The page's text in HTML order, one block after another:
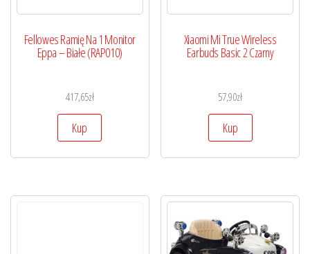
Fellowes Ramię Na 1 Monitor
Eppa – Białe (RAP010)
417,65zł
Kup
Xiaomi Mi True Wireless
Earbuds Basic 2 Czarny
57,90zł
Kup